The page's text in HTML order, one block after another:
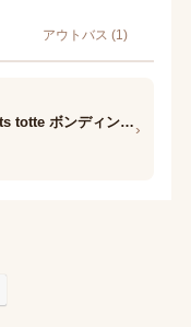
アウトバス (1)
アジュバンコスメジャパン muts totte ボンディングゲル ›